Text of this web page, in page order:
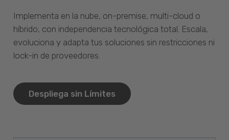
Implementa en la nube, on-premise, multi-cloud o
híbrido, con independencia tecnológica total. Escala,
evoluciona y adapta tus soluciones sin restricciones ni
lock-in de proveedores.
Despliega sin Límites